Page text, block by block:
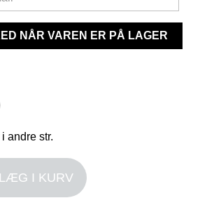
NÅR VAREN ER PÅ LAGER
andre str.
LÆG I KURV